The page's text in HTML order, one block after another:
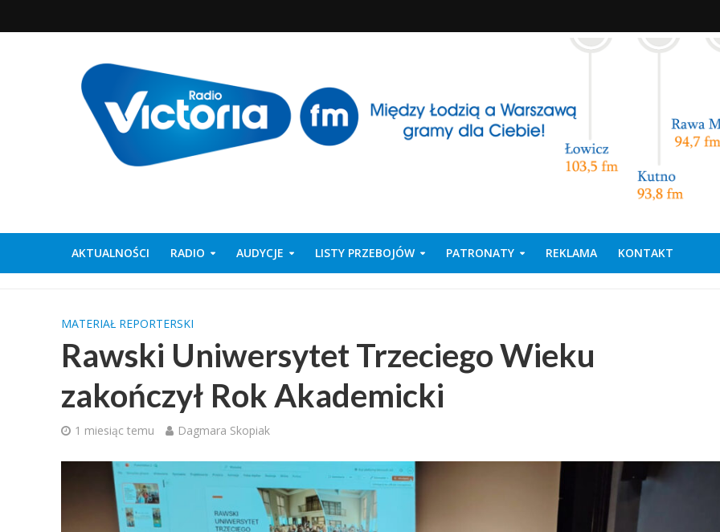
AKTUALNOŚCI RADIO AUDYCJE LISTY PRZEBOJÓW PATRONATY REKLAMA KONTAKT
MATERIAŁ REPORTERSKI
Rawski Uniwersytet Trzeciego Wieku
zakończył Rok Akademicki
1 miesiąc temu Dagmara Skopiak